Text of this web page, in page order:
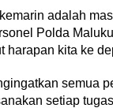
adalah
Polda
harapan kita ke
semua
setiap